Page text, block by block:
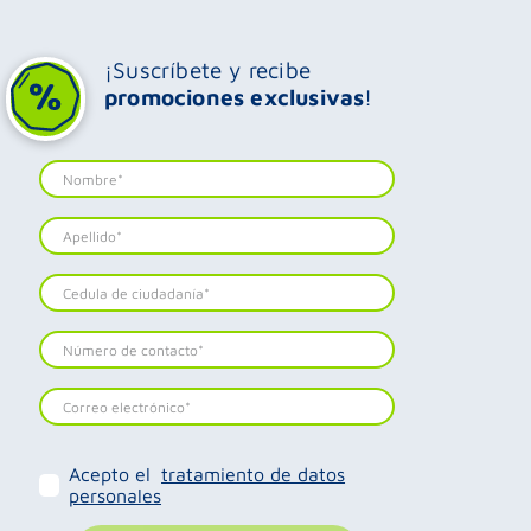
¡Suscríbete y recibe
promociones exclusivas!
Acepto el tratamiento de datos
personales